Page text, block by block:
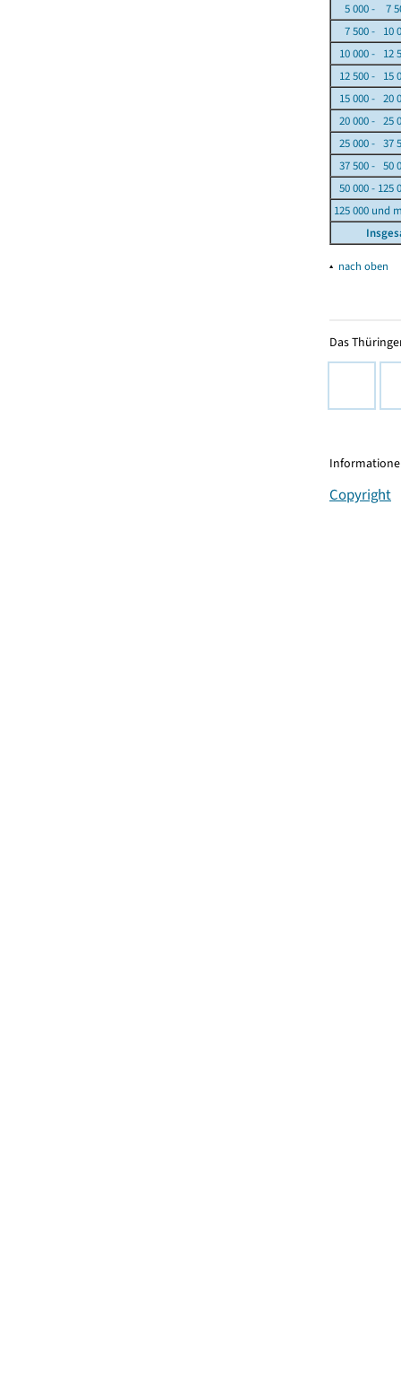
5 000 - 7
7 500 - 10
10 000 - 12
12 500 - 15
15 000 - 20
20 000 - 25
25 000 - 37
37 500 - 50
50 000 - 125
125 000 und
▴ nach oben
Das
Copyright